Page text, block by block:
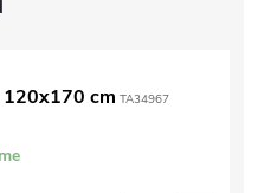
120x170 cm TA34967